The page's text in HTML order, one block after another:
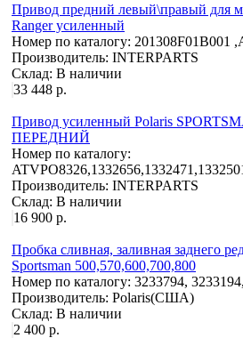
Привод предний левый\правый для
Ranger усиленный
Номер по каталогу: 201308F01B001
Производитель: INTERPARTS
Склад: В наличии
33 448 р.
Привод усиленный Polaris
ПЕРЕДНИЙ
Номер по каталогу:
Производитель: INTERPARTS
Склад: В наличии
16 900 р.
Пробка cливная, заливная заднего
Sportsman 500,570,600,700,800
Номер по каталогу: 3233794,
Производитель: Polaris(США)
Склад: В наличии
2 400 р.